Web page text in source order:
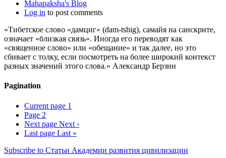
Mahapaksha's Blog
Log in to post comments
«Тибетское слово «дамциг» (dam-tshig), самайя на санскрите,
означает «близкая связь». Иногда его переводят как
«священное слово» или «обещание» и так далее, но это
сбивает с толку, если посмотреть на более широкий контекст
разных значений этого слова.» Александр Берзин
Pagination
Current page 1
Page 2
Next page Next ›
Last page Last »
Subscribe to Статьи Академии развития цивилизации